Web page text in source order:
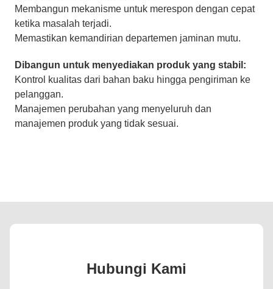
Membangun mekanisme untuk merespon dengan cepat
ketika masalah terjadi.
Memastikan kemandirian departemen jaminan mutu.
Dibangun untuk menyediakan produk yang stabil:
Kontrol kualitas dari bahan baku hingga pengiriman ke
pelanggan.
Manajemen perubahan yang menyeluruh dan
manajemen produk yang tidak sesuai.
Hubungi Kami